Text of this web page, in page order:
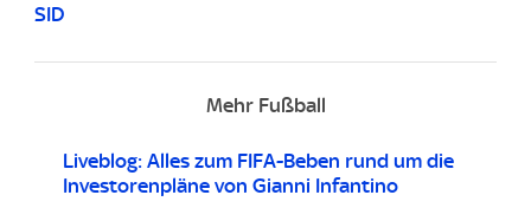
SID
Mehr Fußball
Liveblog: Alles zum FIFA-Beben rund um die
Investorenpläne von Gianni Infantino